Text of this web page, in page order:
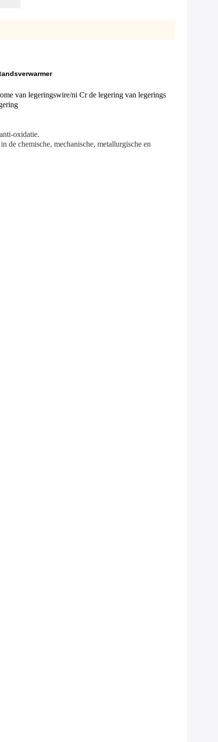
van legeringswire/ni Cr de legering van legerings
oxidatie.
de chemische, mechanische, metallurgische en